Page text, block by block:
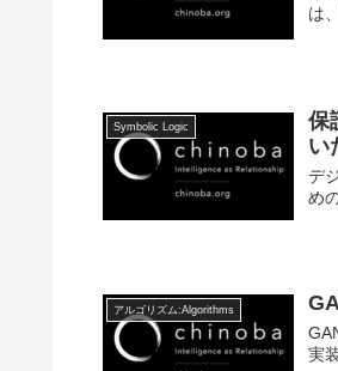
は
Symbolic Logic
保
い
デ
め
アルゴリズム:Algorithms
実